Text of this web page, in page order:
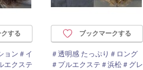
する
ョン＃イ
エクステ
ブックマークする
＃透明感 たっぷり＃ロング
＃プルエクステ＃浜松＃グレ